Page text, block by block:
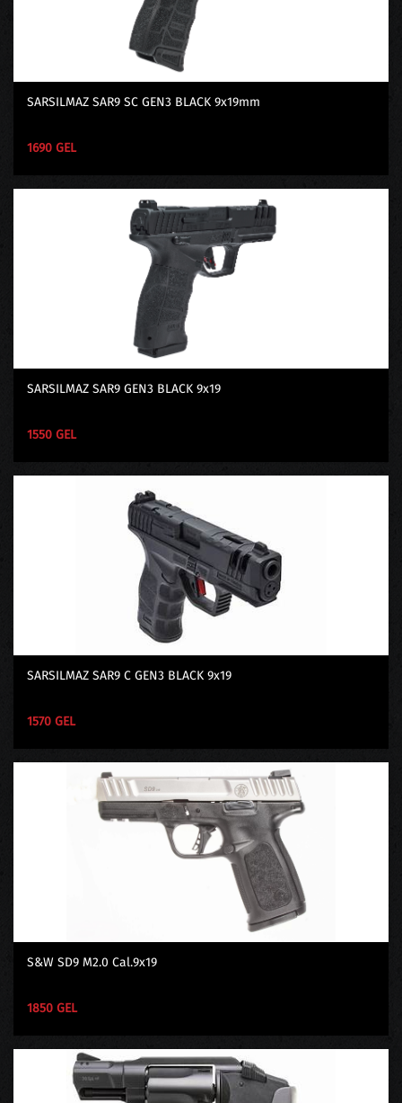
SARSILMAZ SAR9 SC GEN3 BLACK 9x19mm
1690 GEL
SARSILMAZ SAR9 GEN3 BLACK 9x19
1550 GEL
SARSILMAZ SAR9 C GEN3 BLACK 9x19
1570 GEL
S&W SD9 M2.0 Cal.9x19
1850 GEL